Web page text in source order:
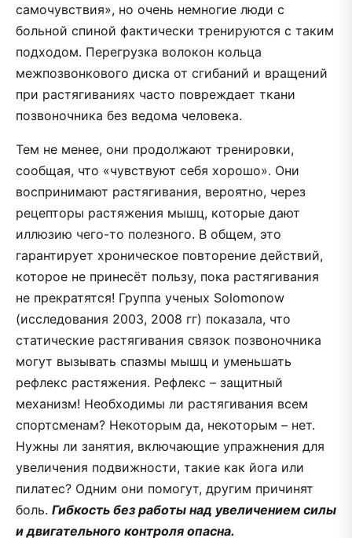
самочувствия», но очень немногие люди с
больной спиной фактически тренируются с таким
подходом. Перегрузка волокон кольца
межпозвонкового диска от сгибаний и вращений
при растягиваниях часто повреждает ткани
позвоночника без ведома человека.
Тем не менее, они продолжают тренировки,
сообщая, что «чувствуют себя хорошо». Они
воспринимают растягивания, вероятно, через
рецепторы растяжения мышц, которые дают
иллюзию чего-то полезного. В общем, это
гарантирует хроническое повторение действий,
которое не принесёт пользу, пока растягивания
не прекратятся! Группа ученых Solomonow
(исследования 2003, 2008 гг) показала, что
статические растягивания связок позвоночника
могут вызывать спазмы мышц и уменьшать
рефлекс растяжения. Рефлекс – защитный
механизм! Необходимы ли растягивания всем
спортсменам? Некоторым да, некоторым – нет.
Нужны ли занятия, включающие упражнения для
увеличения подвижности, такие как йога или
пилатес? Одним они помогут, другим причинят
боль. Гибкость без работы над увеличением силы
и двигательного контроля опасна.